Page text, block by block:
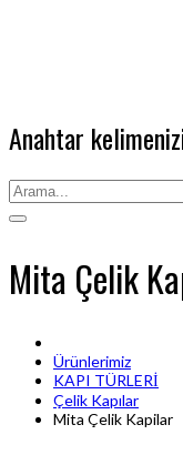
Anahtar
Mita Çelik
Ürünlerimiz
KAPI TÜRLERİ
Çelik Kapılar
Mita Çelik Kapilar